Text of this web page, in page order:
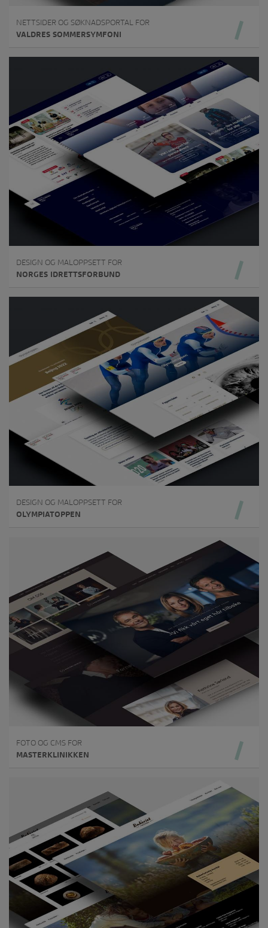
NETTSIDER OG SØKNADSPORTAL FOR
VALDRES SOMMERSYMFONI
DESIGN OG MALOPPSETT FOR
NORGES IDRETTSFORBUND
DESIGN OG MALOPPSETT FOR
OLYMPIATOPPEN
FOTO OG CMS FOR
MASTERKLINIKKEN